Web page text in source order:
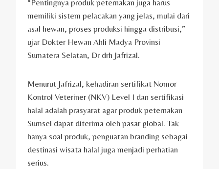
“Pentingnya produk peternakan juga harus
memiliki sistem pelacakan yang jelas, mulai dari
asal hewan, proses produksi hingga distribusi,”
ujar Dokter Hewan Ahli Madya Provinsi
Sumatera Selatan, Dr drh Jafrizal.
Menurut Jafrizal, kehadiran sertifikat Nomor
Kontrol Veteriner (NKV) Level I dan sertifikasi
halal adalah prasyarat agar produk peternakan
Sumsel dapat diterima oleh pasar global. Tak
hanya soal produk, penguatan branding sebagai
destinasi wisata halal juga menjadi perhatian
serius.